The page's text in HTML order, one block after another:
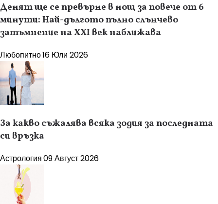
Денят ще се превърне в нощ за повече от 6
минути: Най-дългото пълно слънчево
затъмнение на XXI век наближава
Любопитно16 Юли 2026
За какво съжалява всяка зодия за последната
си връзка
Астрология09 Август 2026